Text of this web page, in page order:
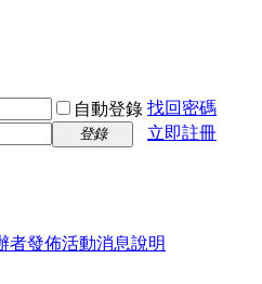
自動登錄 找回密碼
登錄
立即註冊
者發佈活動消息說明